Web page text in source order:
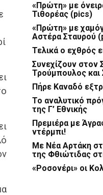
«Πρώτη» με
Τιθορέας (pics)
«Πρώτη» με
Αστέρα Σταυρού
Τελικά ο εχθρός
Συνεχίζουν στον
Τρούμπουλος και
Πήρε Καναδό
Το αναλυτικό
της Γ’ Εθνικής
Πρεμιέρα με
ντέρμπι!
Με Νέα Αρτάκη
της Φθιώτιδας
«Ροσονέρι» οι